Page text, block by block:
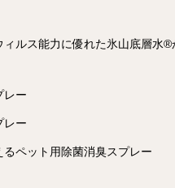
ルス能力に優れた氷山底層水
レー
レー
ペット用除菌消臭スプレー